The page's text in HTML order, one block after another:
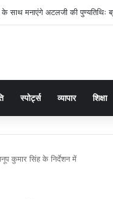
के साथ मनाएंगे अटलजी की पुण्यतिथिः
स्पोर्ट्स व्यापार शिक्षा
कुमार सिंह के निर्देशन में